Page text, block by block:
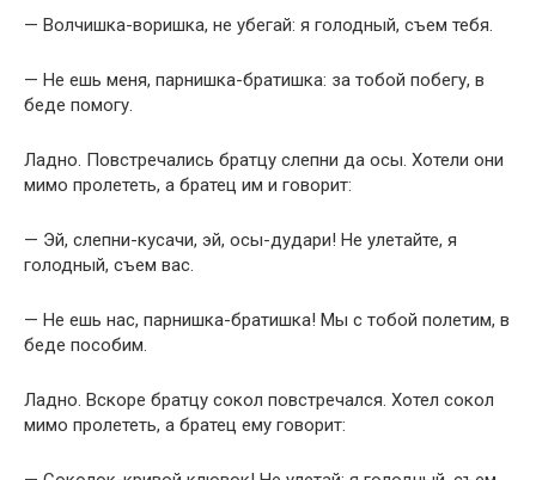
— Волчишка-воришка, не убегай: я голодный, съем тебя.
— Не ешь меня, парнишка-братишка: за тобой побегу, в
беде помогу.
Ладно. Повстречались братцу слепни да осы. Хотели они
мимо пролететь, а братец им и говорит:
— Эй, слепни-кусачи, эй, осы-дудари! Не улетайте, я
голодный, съем вас.
— Не ешь нас, парнишка-братишка! Мы с тобой полетим, в
беде пособим.
Ладно. Вскоре братцу сокол повстречался. Хотел сокол
мимо пролететь, а братец ему говорит: